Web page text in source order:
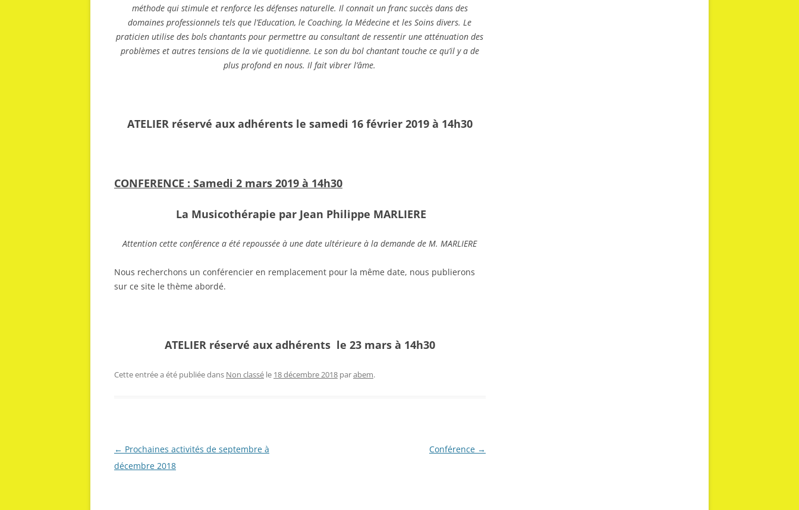
méthode qui stimule et renforce les défenses naturelle. Il connait un franc succès dans des
domaines professionnels tels que l’Education, le Coaching, la Médecine et les Soins divers. Le
praticien utilise des bols chantants pour permettre au consultant de ressentir une atténuation des
problèmes et autres tensions de la vie quotidienne. Le son du bol chantant touche ce qu’il y a de
plus profond en nous. Il fait vibrer l’âme.
ATELIER réservé aux adhérents le samedi 16 février 2019 à 14h30
CONFERENCE : Samedi 2 mars 2019 à 14h30
La Musicothérapie par Jean Philippe MARLIERE
Attention cette conférence a été repoussée à une date ultérieure à la demande de M. MARLIERE
Nous recherchons un conférencier en remplacement pour la même date, nous publierons
sur ce site le thème abordé.
ATELIER réservé aux adhérents le 23 mars à 14h30
Cette entrée a été publiée dans Non classé le 18 décembre 2018 parabem.
Navigation
des
← Prochaines activités de septembre à
décembre 2018
Conférence →